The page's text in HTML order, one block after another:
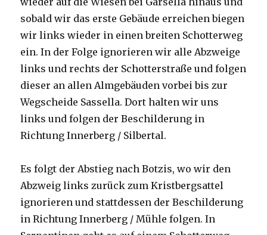
sobald wir das erste Gebäude erreichen biegen
wir links wieder in einen breiten Schotterweg
ein. In der Folge ignorieren wir alle Abzweige
links und rechts der Schotterstraße und folgen
dieser an allen Almgebäuden vorbei bis zur
Wegscheide Sassella. Dort halten wir uns
links und folgen der Beschilderung in
Richtung Innerberg / Silbertal.
Es folgt der Abstieg nach Botzis, wo wir den
Abzweig links zurück zum Kristbergsattel
ignorieren und stattdessen der Beschilderung
in Richtung Innerberg / Mühle folgen. In